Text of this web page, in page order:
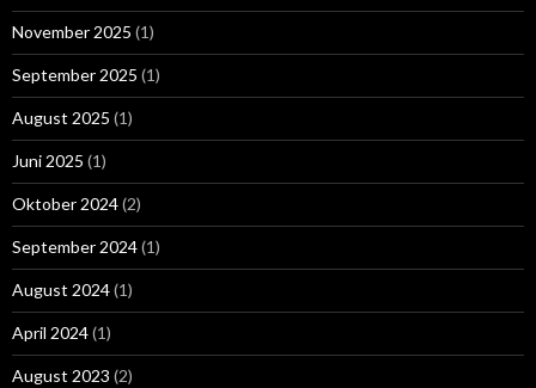
November 2025 (1)
September 2025 (1)
August 2025 (1)
Juni 2025 (1)
Oktober 2024(2)
September 2024(1)
August 2024(1)
April 2024(1)
August 2023 (2)